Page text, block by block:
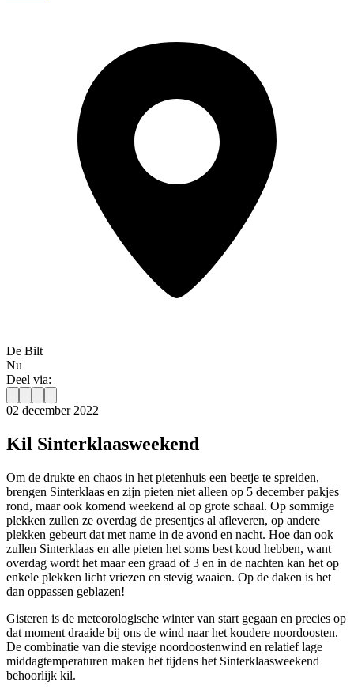
De Bilt
Nu
Deel via:
02 december 2022
Kil Sinterklaasweekend
Om de drukte en chaos in het pietenhuis een beetje te spreiden,
brengen Sinterklaas en zijn pieten niet alleen op 5 december pakjes
rond, maar ook komend weekend al op grote schaal. Op sommige
plekken zullen ze overdag de presentjes al afleveren, op andere
plekken gebeurt dat met name in de avond en nacht. Hoe dan ook
zullen Sinterklaas en alle pieten het soms best koud hebben, want
overdag wordt het maar een graad of 3 en in de nachten kan het op
enkele plekken licht vriezen en stevig waaien. Op de daken is het
dan oppassen geblazen!
Gisteren is de meteorologische winter van start gegaan en precies op
dat moment draaide bij ons de wind naar het koudere noordoosten.
De combinatie van die stevige noordoostenwind en relatief lage
middagtemperaturen maken het tijdens het Sinterklaasweekend
behoorlijk kil.